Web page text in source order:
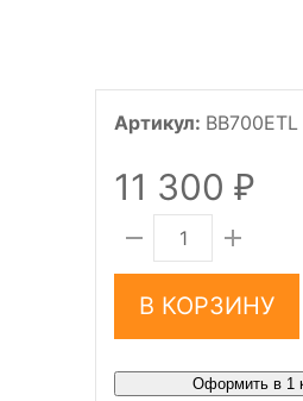
Артикул: BB700ETL
11 300 ₽
В КОРЗИНУ
Оформить в 1